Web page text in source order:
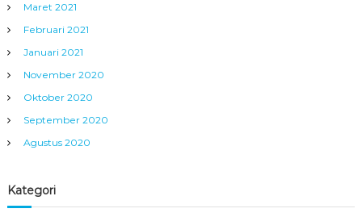
Maret 2021
Februari 2021
Januari 2021
November 2020
Oktober 2020
September 2020
Agustus 2020
Kategori